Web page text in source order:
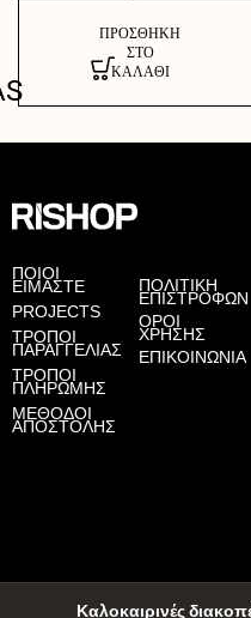
Καλοκαιρινές
ΠΡΟΣΘΉΚΗ
ΣΤΟ
ΚΑΛΆΘΙ
ΠΟΙΟΙ
ΕΙΜΑΣΤΕ
PROJECTS
ΤΡΟΠΟΙ
ΠΑΡΑΓΓΕΛΙΑΣ
ΤΡΟΠΟΙ
ΠΛΗΡΩΜΗΣ
ΜΕΘΟΔΟΙ
ΑΠΟΣΤΟΛΗΣ
ΠΟΛΙΤΙΚΗ
ΕΠΙΣΤΡΟΦΩΝ
ΟΡΟΙ
ΧΡΗΣΗΣ
ΕΠΙΚΟΙΝΩΝΙΑ